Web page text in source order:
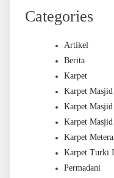
Categories
Artikel
Berita
Karpet
Karpet Masjid
Karpet
Karpet
Karpet
Karpet Turki
Permadani